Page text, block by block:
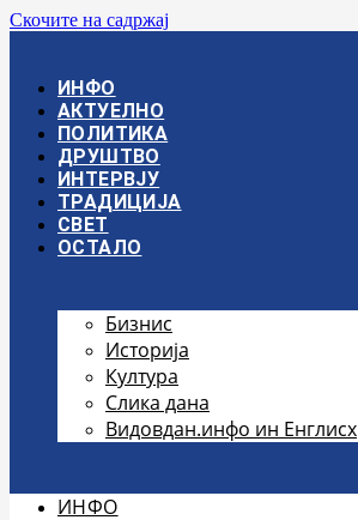
Скочите на садржај
ИНФО
АКТУЕЛНО
ПОЛИТИКА
ДРУШТВО
ИНТЕРВЈУ
ТРАДИЦИЈА
СВЕТ
ОСТАЛО
Бизнис
Историја
Култура
Слика дана
Видовдан.инфо ин Енглисх
ИНФО